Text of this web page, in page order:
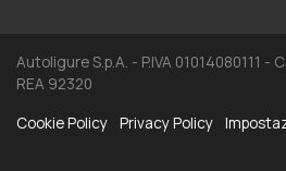
Autoligure S.p.A. - P.IVA 01014080111 -
REA 92320
Cookie Policy
Privacy Policy